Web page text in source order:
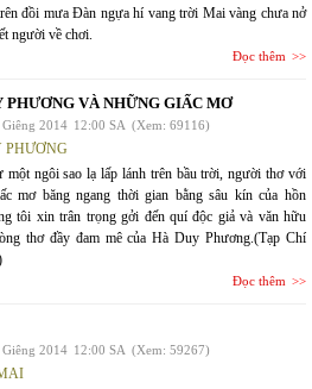
đồi mưa Đàn ngựa hí vang trời Mai vàng chưa nở
người về chơi.
Đọc thêm
PHƯƠNG VÀ NHỮNG GIẤC MƠ
2014 12:00 SA (Xem: 69116)
PHƯƠNG
một ngôi sao lạ lấp lánh trên bầu trời, người thơ với
mơ băng ngang thời gian bằng sâu kín của hồn
tôi xin trân trọng gởi đến quí độc giả và văn hữu
thơ đầy đam mê của Hà Duy Phương.(Tạp Chí
Đọc thêm
2014 12:00 SA (Xem: 59267)